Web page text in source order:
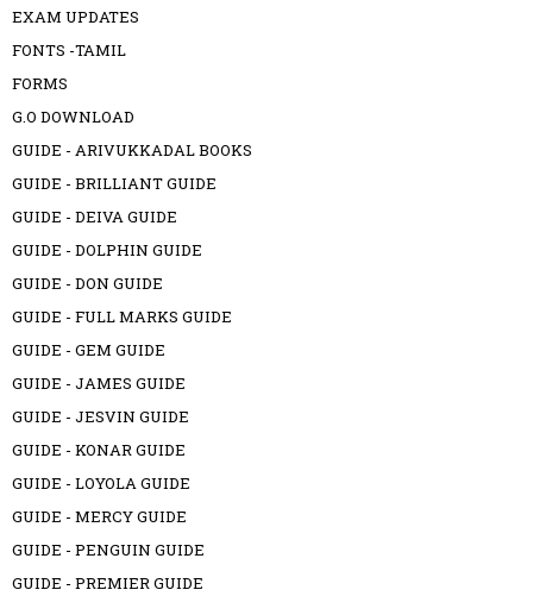
EXAM UPDATES
FONTS -TAMIL
FORMS
G.O DOWNLOAD
GUIDE - ARIVUKKADAL BOOKS
GUIDE - BRILLIANT GUIDE
GUIDE - DEIVA GUIDE
GUIDE - DOLPHIN GUIDE
GUIDE - DON GUIDE
GUIDE - FULL MARKS GUIDE
GUIDE - GEM GUIDE
GUIDE - JAMES GUIDE
GUIDE - JESVIN GUIDE
GUIDE - KONAR GUIDE
GUIDE - LOYOLA GUIDE
GUIDE - MERCY GUIDE
GUIDE - PENGUIN GUIDE
GUIDE - PREMIER GUIDE